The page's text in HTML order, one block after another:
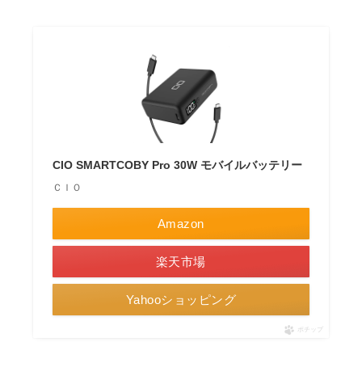
CIO SMARTCOBY Pro 30W モバイルバッテリー
ＣＩＯ
Amazon
楽天市場
Yahooショッピング
ポチップ